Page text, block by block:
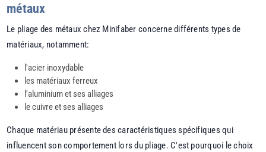
métaux
Le pliage des métaux chez Minifaber concerne différents types de
matériaux, notamment:
l'acier inoxydable
les matériaux ferreux
l'aluminium et ses alliages
le cuivre et ses alliages
Chaque matériau présente des caractéristiques spécifiques qui
influencent son comportement lors du pliage. C'est pourquoi le choix